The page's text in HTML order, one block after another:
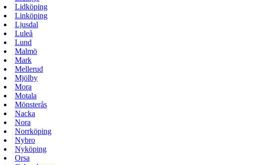
Lidköping
Linköping
Ljusdal
Luleå
Lund
Malmö
Mark
Mellerud
Mjölby
Mora
Motala
Mönsterås
Nacka
Nora
Norrköping
Nybro
Nyköping
Orsa